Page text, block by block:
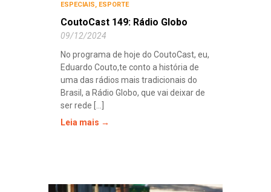
ESPECIAIS, ESPORTE
CoutoCast 149: Rádio Globo
09/12/2024
No programa de hoje do CoutoCast, eu,
Eduardo Couto,te conto a história de
uma das rádios mais tradicionais do
Brasil, a Rádio Globo, que vai deixar de
ser rede [...]
Leia mais →